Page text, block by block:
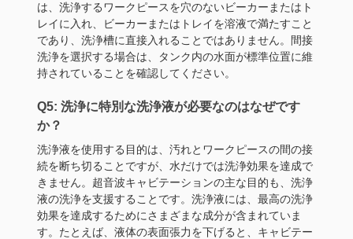
は、洗浄するワークピースを穴のないビーカーまたはト
レイに入れ、ビーカーまたはトレイを溶液で満たすこと
であり、洗浄槽に直接入れることではありません。間接
洗浄を選択する場合は、タンク内の水面が標準位置に維
持されていることを確認してください。
Q5: 洗浄に特別な洗浄液が必要なのはなぜです
か？
洗浄液を使用する目的は、汚れとワークピースの間の接
続を断ち切ることですが、水だけでは洗浄効果を達成で
きません。超音波キャビテーションの主な目的も、洗浄
液の洗浄を支援することです。洗浄液には、最高の洗浄
効果を達成するためにさまざまな成分が含まれていま
す。たとえば、液体の表面張力を下げると、キャビテー